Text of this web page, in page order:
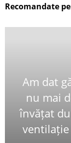
Recomandate
Am dat
nu mai
învățat
ventilație